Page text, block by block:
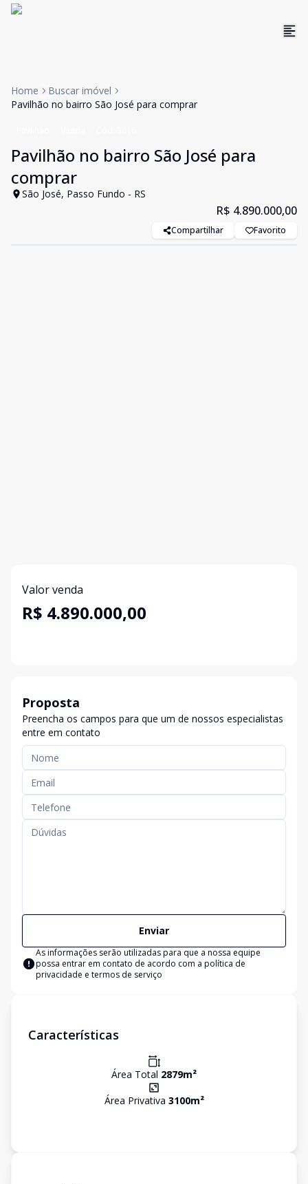
Home
Buscar imóvel
Pavilhão no bairro São José para comprar
Pavilhão no bairro São José para
comprar
São José, Passo Fundo - RS
R$ 4.890.000,00
Compartilhar Favorito
Valor venda
R$ 4.890.000,00
Proposta
Preencha os campos para que um de nossos especialistas
entre em contato
Enviar
As informações serão utilizadas para que a nossa equipe
possa entrar em contato de acordo com a política de
privacidade e termos de serviço
Características
Área Total 2879m²
Área Privativa 3100m²